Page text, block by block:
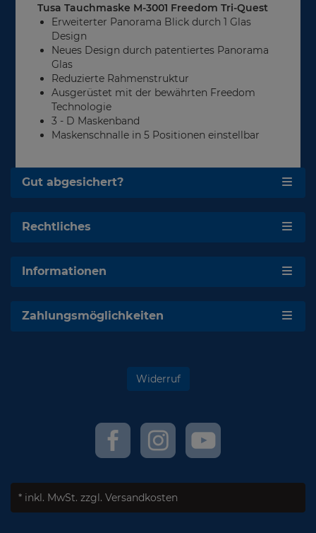
Tusa Tauchmaske M-3001 Freedom Tri-Quest
Erweiterter Panorama Blick durch 1 Glas
Design
Neues Design durch patentiertes Panorama
Glas
Reduzierte Rahmenstruktur
Ausgerüstet mit der bewährten Freedom
Technologie
3 - D Maskenband
Maskenschnalle in 5 Positionen einstellbar
Gut abgesichert?
Rechtliches
Informationen
Zahlungsmöglichkeiten
Widerruf
* inkl. MwSt. zzgl. Versandkosten